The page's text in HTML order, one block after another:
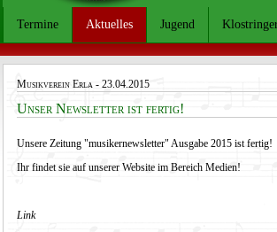
Termine Aktuelles Jugend
Musikverein Erla- 23.04.2015
Unser Newsletter ist fertig!
Unsere Zeitung "musikernewsletter" Ausgabe 2015 ist fertig!
Ihr findet sie auf unserer Website im Bereich Medien!
Link